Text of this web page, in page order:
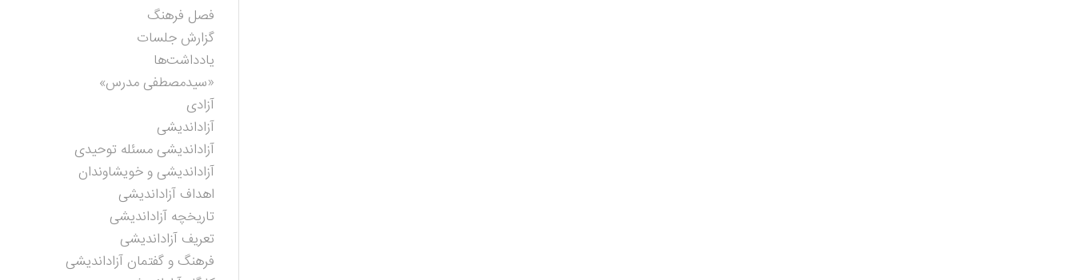
فصل فرهنگ
گزارش جلسات
یادداشت‌ها
«سیدمصطفی مدرس»
آزادی
آزاداندیشی
آزاداندیشی مسئله توحیدی
آزاداندیشی و خویشاوندان
اهداف آزاداندیشی
تاریخچه آزاداندیشی
تعریف آزاداندیشی
فرهنگ و گفتمان آزاداندیشی